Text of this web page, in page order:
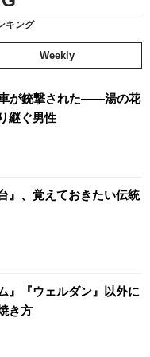
キング
Weekly
が銃撃された――湯の花
継ぐ男性
』、覚えておきたい伝統
』『ウェルダン』以外に
き方